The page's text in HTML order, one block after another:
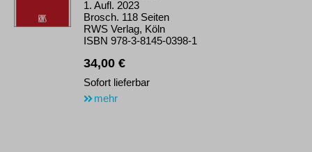
1. Aufl. 2023
Brosch. 118 Seiten
RWS Verlag, Köln
ISBN 978-3-8145-0398-1
34,00 €
Sofort lieferbar
mehr